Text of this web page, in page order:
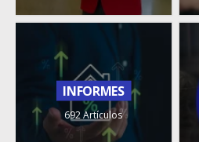
INFORMES
692 Artículos